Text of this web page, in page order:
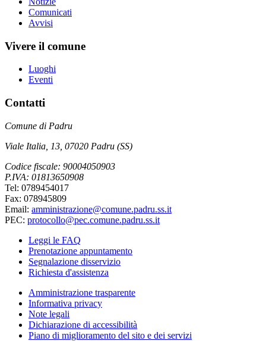
Comunicati
Avvisi
Vivere il comune
Luoghi
Eventi
Contatti
Comune di Padru
Viale Italia, 13, 07020 Padru (SS)
Codice fiscale: 90004050903
P.IVA: 01813650908
Tel: 0789454017
Fax: 078945809
Email: amministrazione@comune.padru.ss.it
PEC: protocollo@pec.comune.padru.ss.it
Leggi le FAQ
Prenotazione appuntamento
Segnalazione disservizio
Richiesta d'assistenza
Amministrazione trasparente
Informativa privacy
Note legali
Dichiarazione di accessibilità
Piano di miglioramento del sito e dei servizi